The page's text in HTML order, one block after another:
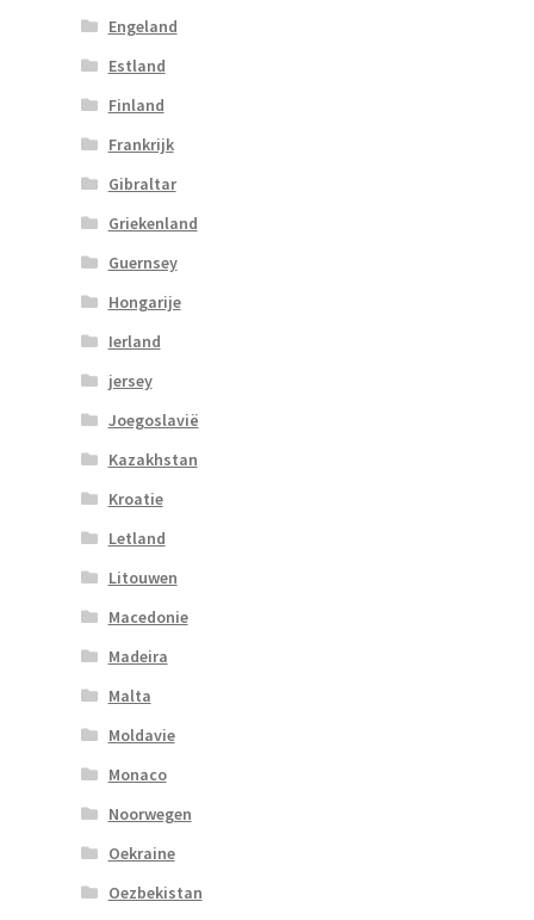
Engeland
Estland
Finland
Frankrijk
Gibraltar
Griekenland
Guernsey
Hongarije
Ierland
jersey
Joegoslavië
Kazakhstan
Kroatie
Letland
Litouwen
Macedonie
Madeira
Malta
Moldavie
Monaco
Noorwegen
Oekraine
Oezbekistan